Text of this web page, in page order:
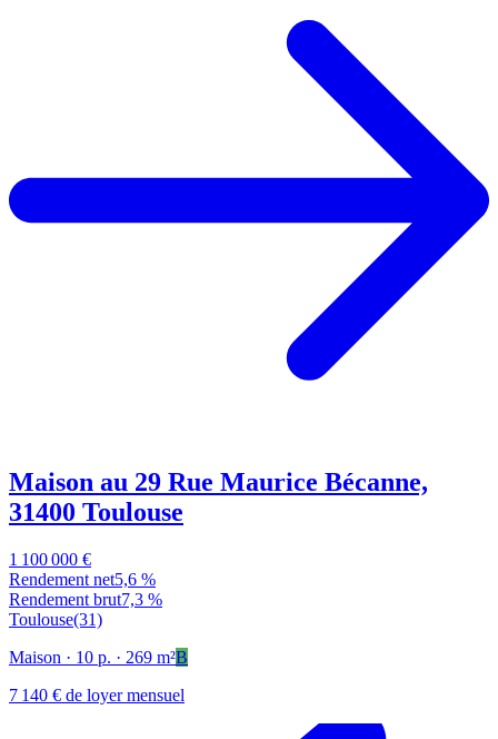
Maison au 29 Rue Maurice Bécanne,
31400 Toulouse
1 100 000 €
Rendement net5,6 %
Rendement brut7,3 %
Toulouse(31)
Maison · 10 p. · 269 m²B
7 140 € de loyer mensuel